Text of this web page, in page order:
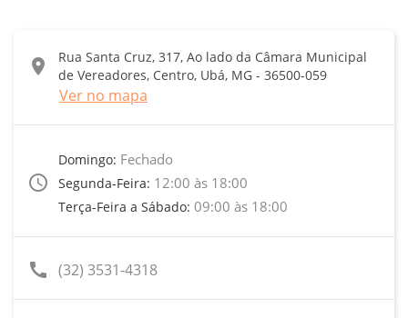
location_on
Rua Santa Cruz, 317, Ao lado da Câmara Municipal
de Vereadores, Centro, Ubá, MG - 36500-059
Ver no mapa
access_time
Domingo: Fechado
Segunda-Feira: 12:00 às 18:00
Terça-Feira a Sábado: 09:00 às 18:00
call (32) 3531-4318